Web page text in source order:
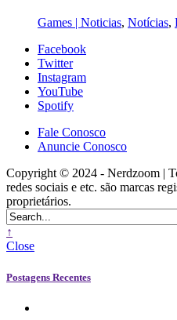
Games | Noticias, Notícias,
Facebook
Twitter
Instagram
YouTube
Spotify
Fale Conosco
Anuncie Conosco
Copyright © 2024 - Nerdzoom |
redes sociais e etc. são marcas
proprietários.
↑
Close
Postagens Recentes